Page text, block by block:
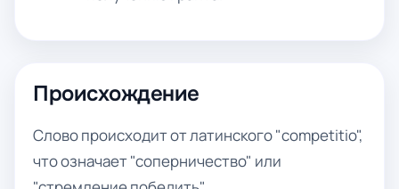
Происхождение
Слово происходит от латинского "competitio",
что означает "соперничество" или